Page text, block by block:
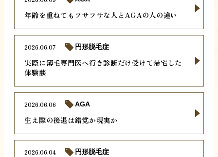
年齢を重ねてもフサフサな人とAGAの人の違い
実際に薄毛専門医へ行き診断だけ受けて帰宅した
体験談
2026.06.07 円形脱毛症
生え際の後退は錯覚か現実か
2026.06.06 AGA
2026.06.04 円形脱毛症